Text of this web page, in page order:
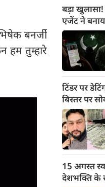
बनर्जी
हम तुम्हारे
बड़ा खुलासा!
एजेंट ने
टिंडर पर
बिस्तर पर
करोड़ रुपए
15 अगस्त
देशभक्ति के